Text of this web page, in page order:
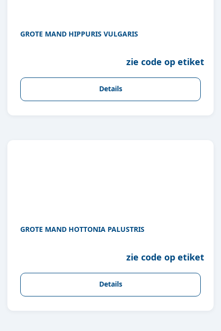
GROTE MAND HIPPURIS VULGARIS
zie code op etiket
Details
GROTE MAND HOTTONIA PALUSTRIS
zie code op etiket
Details